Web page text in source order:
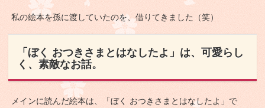
私の絵本を孫に渡していたのを、借りてきました（笑）
「ぼく おつきさまとはなしたよ」は、可愛らし
く、素敵なお話。
メインに読んだ絵本は、「ぼく おつきさまとはなしたよ」で